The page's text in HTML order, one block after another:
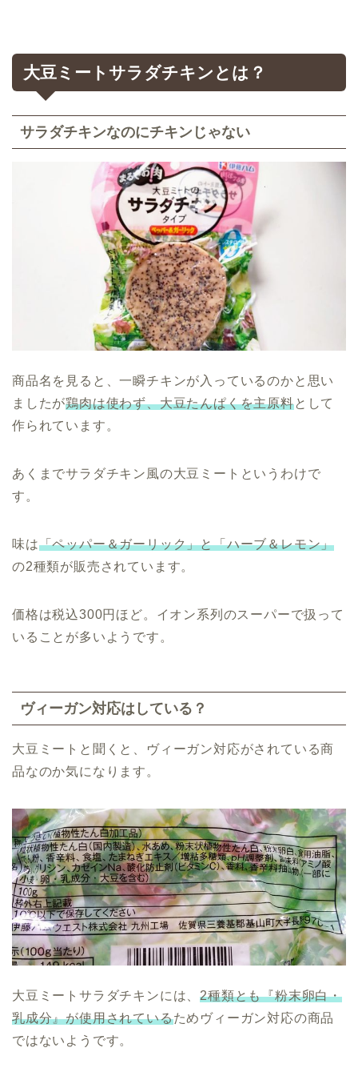
大豆ミートサラダチキンとは？
サラダチキンなのにチキンじゃない
商品名を見ると、一瞬チキンが入っているのかと思い
ましたが鶏肉は使わず、大豆たんぱくを主原料として
作られています。
あくまでサラダチキン風の大豆ミートというわけで
す。
味は「ペッパー＆ガーリック」と「ハーブ＆レモン」
の2種類が販売されています。
価格は税込300円ほど。イオン系列のスーパーで扱って
いることが多いようです。
ヴィーガン対応はしている？
大豆ミートと聞くと、ヴィーガン対応がされている商
品なのか気になります。
大豆ミートサラダチキンには、2種類とも『粉末卵白・
乳成分』が使用されているためヴィーガン対応の商品
ではないようです。